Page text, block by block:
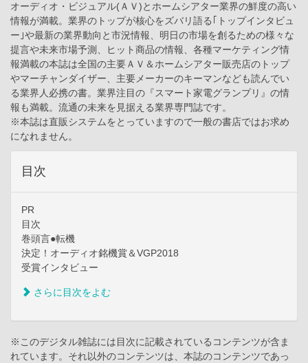
オーディオ・ビジュアル(ＡＶ)とホームシアター業界の鮮度の高い
情報が満載。業界のトップが核心をズバリ語る｢トップインタビュ
ー｣や最新の業界動向と市況情報、明日の市場を創るための様々な
提言や未来市場予測、ヒット商品の情報、各種マーケティング情
報満載の本誌は全国の主要ＡＶ＆ホームシアター販売店のトップ
やマーチャンダイザー、主要メーカーのキーマンなども読んでい
る業界人必携の書。業界注目の『スマート家電グランプリ』の情
報も満載。流通の未来を見据える業界専門誌です。
※本誌は直販システムをとっていますので一般の書店ではお求め
になれません。
目次
PR
目次
巻頭言●転機
決定！オーディオ銘機賞＆VGP2018
受賞インタビュー
さらに目次をよむ
※このデジタル雑誌には目次に記載されているコンテンツが含ま
れています。それ以外のコンテンツは、本誌のコンテンツであっ